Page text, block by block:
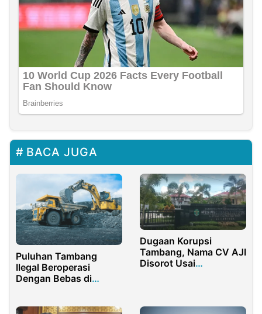
BACA JUGA
Puluhan Tambang
Ilegal Beroperasi
Dengan Bebas di
Dugaan Korupsi
Tambang, Nama CV AJI
Disorot Usai